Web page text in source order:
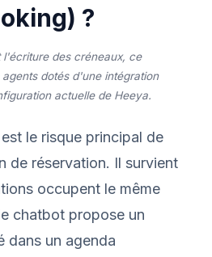
?
l'écriture des créneaux, ce
dotés d'une intégration
actuelle de Heeya.
le risque principal de
de réservation. Il survient
occupent le même
chatbot propose un
dans un agenda